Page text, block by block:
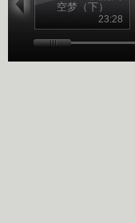
空梦（下）
23:28